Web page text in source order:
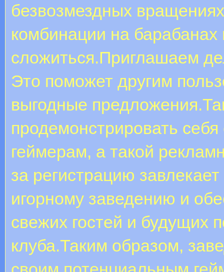
безвозмездных
комбинации на барабанах
сложиться.Приглашаем
Это поможет другим
выгодные
продемонстрировать
геймерам, а такой
за регистрацию
игорному заведению и
свежих гостей и будущих
клуба.Таким образом,